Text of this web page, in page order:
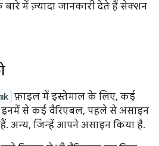
में ज़्यादा जानकारी देते हैं सेक्शन
फ़ाइल में इस्तेमाल के लिए, कई
इनमें से कई वैरिएबल, पहले से असाइन
अन्य, जिन्हें आपने असाइन किया है.